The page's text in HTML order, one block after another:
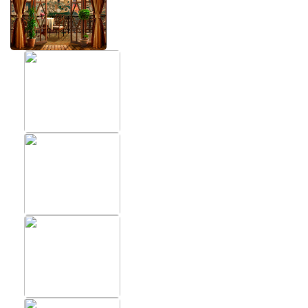
ХИТЫ
Фотообои в скандинавском
Фотообои супергерои